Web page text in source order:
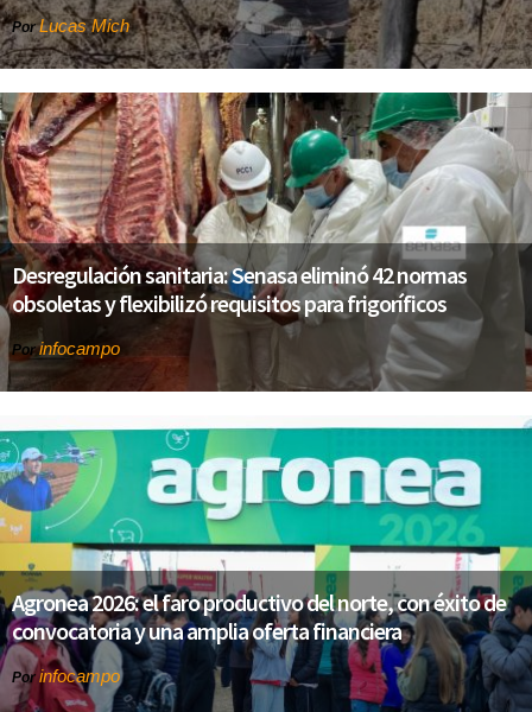
PorLucas Mich
Desregulación sanitaria: Senasa eliminó 42 normas
obsoletas y flexibilizó requisitos para frigoríficos
Porinfocampo
Agronea 2026: el faro productivo del norte, con éxito de
convocatoria y una amplia oferta financiera
Por infocampo